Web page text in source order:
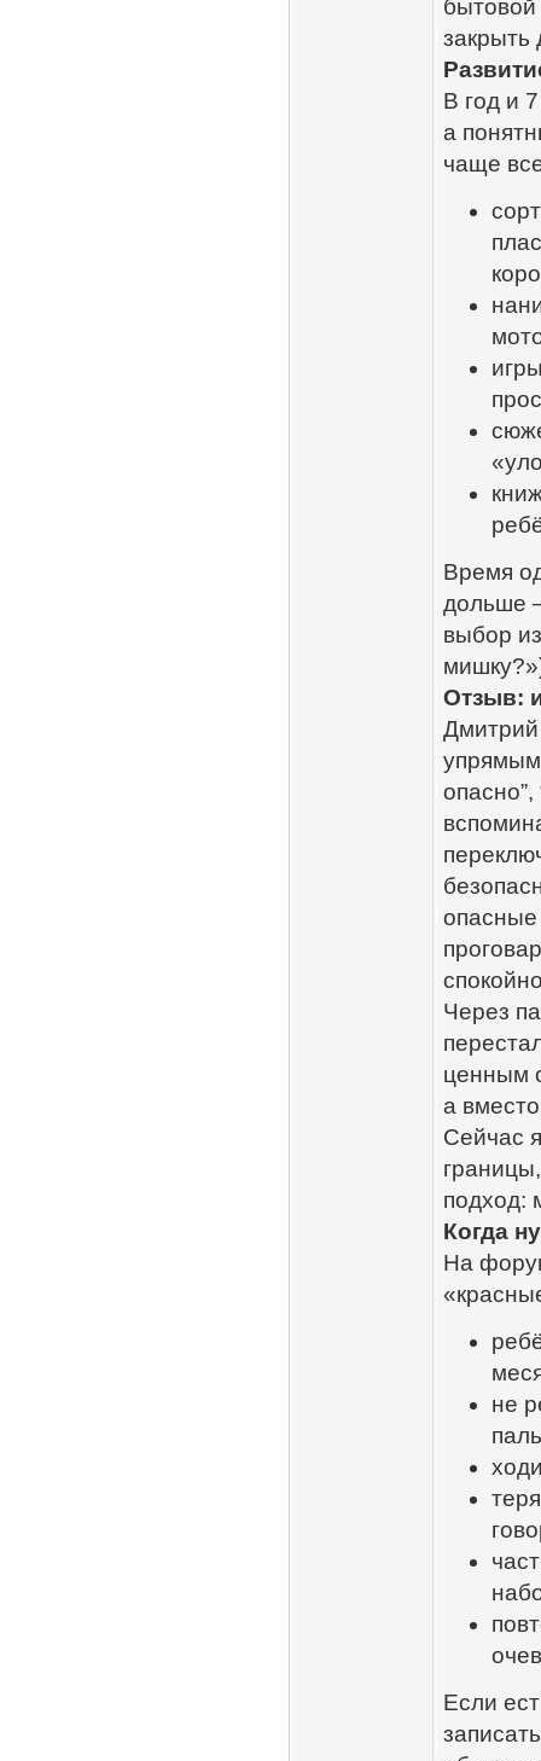
закрыть
В год и
а
чаще
Время
дольше
выбор
Отзыв:
Дмитрий
опасные
Через
ценным
а
Сейчас
подход:
Когда
На
не
Если